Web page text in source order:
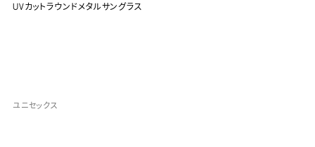
UVカットラウンドメタルサングラス
ユニセックス